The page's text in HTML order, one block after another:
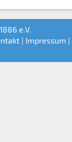
e.V.
| Impressum |